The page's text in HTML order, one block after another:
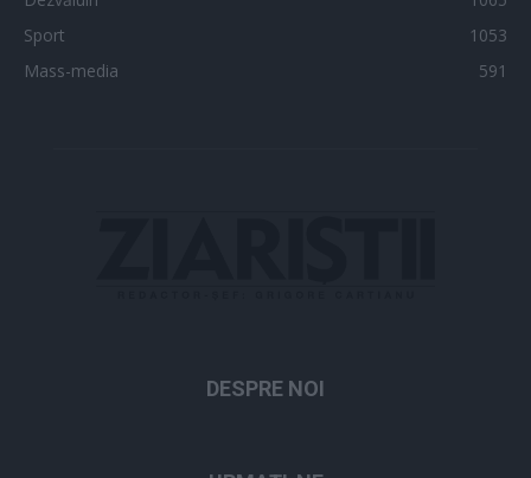
Sport
1053
Mass-media
591
DESPRE NOI